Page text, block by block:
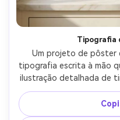
Tipografia
Um projeto de pôster
tipografia escrita à mão
ilustração detalhada de
parmesão, fundo de
subtexto serif moderno
fotografado como um